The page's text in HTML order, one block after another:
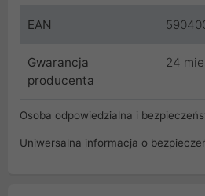
EAN
Gwarancja
producenta
24
Osoba odpowiedzialna i
Uniwersalna informacja o